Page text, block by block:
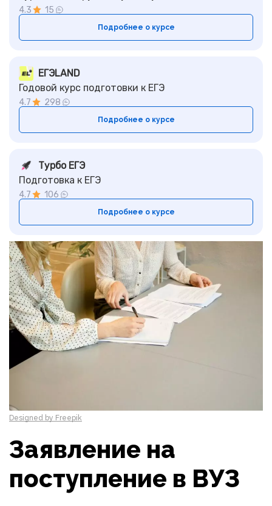
4.3 15
Подробнее о курсе
ЕГЭLAND
Годовой курс подготовки к ЕГЭ
4.7 298
Подробнее о курсе
Турбо ЕГЭ
Подготовка к ЕГЭ
4.7 106
Подробнее о курсе
Designed by Freepik
Заявление на
поступление в ВУЗ